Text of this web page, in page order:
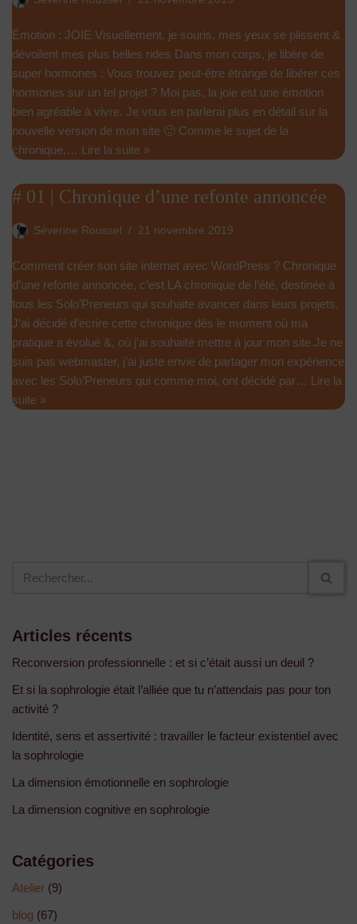
Émotion : JOIE Visuellement, je souris, mes yeux se plissent &
dévoilent mes plus belles rides Dans mon corps, je libère de
super hormones : Vous trouvez peut-être étrange de libérer ces
hormones sur un tel projet ? Moi pas, la joie est une émotion
bien agréable à vivre. Je vous en parlerai plus en détail sur la
nouvelle version de mon site 🙂 Comme le sujet de la
chronique,… Lire la suite »
# 01 | Chronique d’une refonte annoncée
Séverine Roussel 21 novembre 2019
Comment créer son site internet avec WordPress ? Chronique
d’une refonte annoncée, c’est LA chronique de l’été, destinée à
tous les Solo’Preneurs qui souhaite avancer dans leurs projets.
J’ai décidé d’écrire cette chronique dès le moment où ma
pratique a évolué &, où j’ai souhaité mettre à jour mon site.Je ne
suis pas webmaster, j’ai juste envie de partager mon expérience
avec les Solo’Preneurs qui comme moi, ont décidé par… Lire la
suite »
Articles récents
Reconversion professionnelle : et si c’était aussi un deuil ?
Et si la sophrologie était l’alliée que tu n’attendais pas pour ton
activité ?
Identité, sens et assertivité : travailler le facteur existentiel avec
la sophrologie
La dimension émotionnelle en sophrologie
La dimension cognitive en sophrologie
Catégories
Atelier (9)
blog (67)